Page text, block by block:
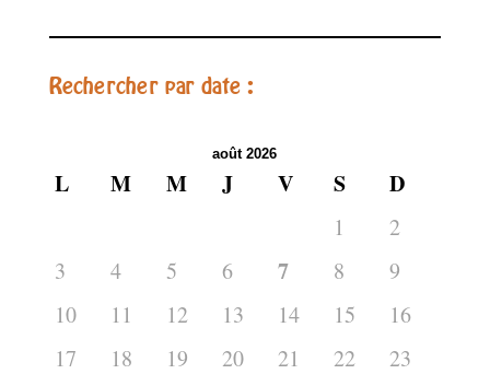
Rechercher par date :
août 2026
L M M J V S D
1
2
3
4 5 6 7 8
9
10
11 12 13 14 15
16
17
18 19 20 21 22
23